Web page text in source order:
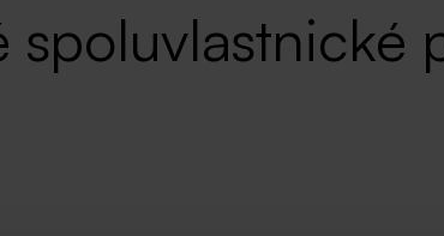
spoluvlastnické